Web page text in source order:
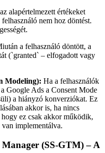
alapértelmezett értékeket
nem hoz döntést.
a felhasználó döntött, a
(`granted` – elfogadott vagy
Modeling): Ha a felhasználók
Google Ads a Consent Mode
a hiányzó konverziókat. Ez
akkor is, ha nincs
ez csak akkor működik,
implementálva.
(SS-GTM) – A